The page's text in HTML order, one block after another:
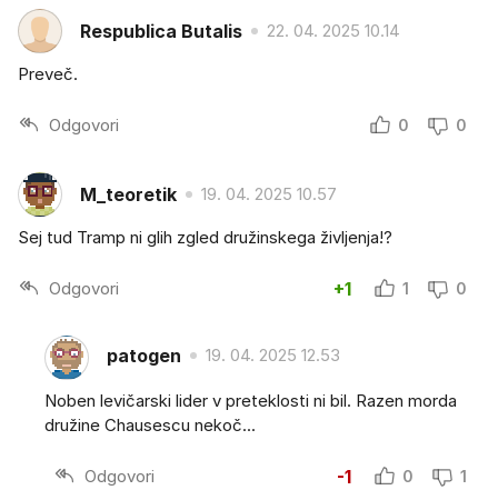
Respublica Butalis 22. 04. 2025 10.14
Preveč.
Odgovori 0 0
M_teoretik 19. 04. 2025 10.57
Sej tud Tramp ni glih zgled družinskega življenja!?
Odgovori +1 1 0
patogen 19. 04. 2025 12.53
Noben levičarski lider v preteklosti ni bil. Razen morda
družine Chausescu nekoč...
Odgovori -1 0 1